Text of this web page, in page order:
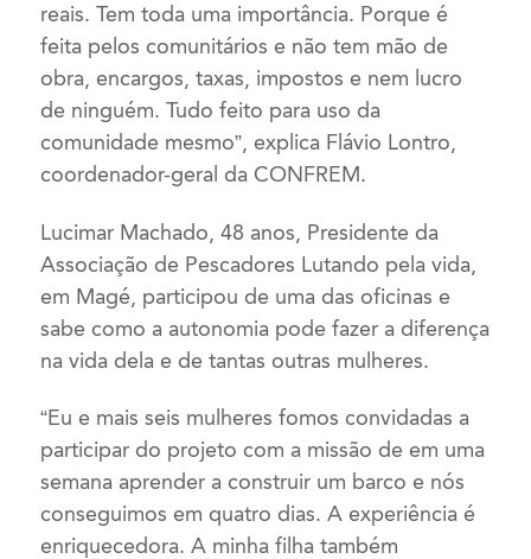
reais. Tem toda uma importância. Porque é
feita pelos comunitários e não tem mão de
obra, encargos, taxas, impostos e nem lucro
de ninguém. Tudo feito para uso da
comunidade mesmo”, explica Flávio Lontro,
coordenador-geral da CONFREM.
Lucimar Machado, 48 anos, Presidente da
Associação de Pescadores Lutando pela vida,
em Magé, participou de uma das oficinas e
sabe como a autonomia pode fazer a diferença
na vida dela e de tantas outras mulheres.
“Eu e mais seis mulheres fomos convidadas a
participar do projeto com a missão de em uma
semana aprender a construir um barco e nós
conseguimos em quatro dias. A experiência é
enriquecedora. A minha filha também